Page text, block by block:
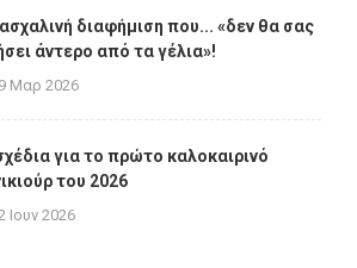
διαφήμιση που... «δεν θα σας
άντερο από τα γέλια»!
Μαρ 2026
για το πρώτο καλοκαιρινό
του 2026
Ιουν 2026